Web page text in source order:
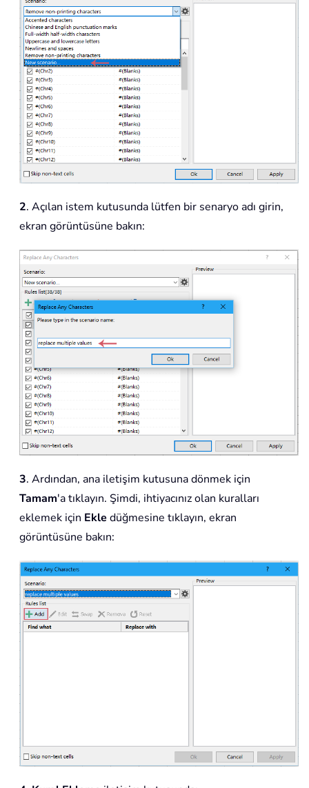
2. Açılan istem kutusunda lütfen bir senaryo adı girin,
ekran görüntüsüne bakın:
3. Ardından, ana iletişim kutusuna dönmek için
Tamam'a tıklayın. Şimdi, ihtiyacınız olan kuralları
eklemek için Ekle düğmesine tıklayın, ekran
görüntüsüne bakın: